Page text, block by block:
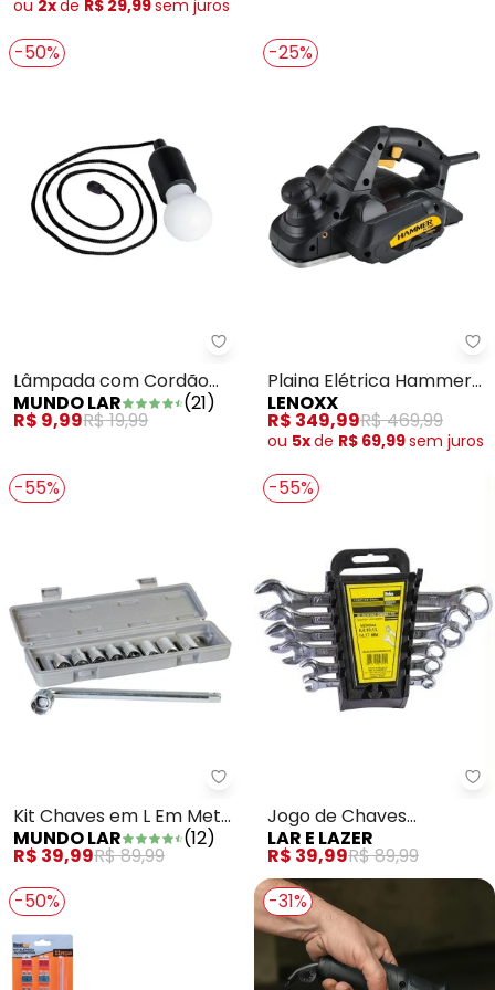
ou 2xde R$ 29,99sem juros
-50%
Mundo Lar - Lâmpada com
Lâmpada com Cordão
Em Plástico
MUNDO LAR (21)
R$ 9,99R$ 19,99
-25%
Plaina Elétrica Hammer
110 V
LENOXX
R$ 349,99R$ 469,99
ou 5xde R$ 69,99sem juros
-55%
Mundo Lar - Kit Chaves em L
Kit Chaves em L Em Metal
10 Peças
MUNDO LAR (12)
R$ 39,99R$ 89,99
-55%
Jogo de Chaves
Combinada
LAR E LAZER
R$ 39,99R$ 89,99
-50%
-31%